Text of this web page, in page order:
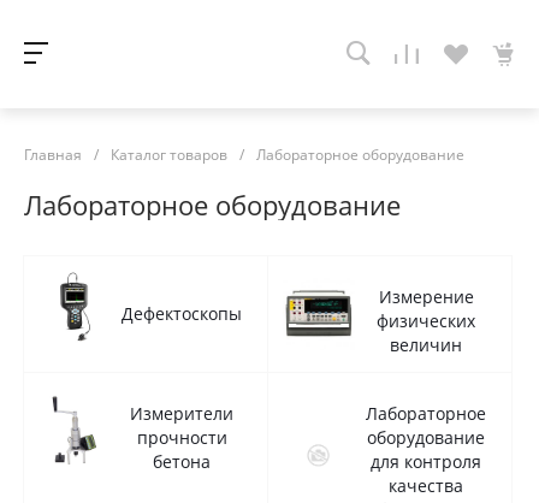
Главная / Каталог товаров / Лабораторное оборудование
Лабораторное оборудование
Дефектоскопы
Измерение
физических
величин
Измерители
прочности
бетона
Лабораторное
оборудование
для контроля
качества